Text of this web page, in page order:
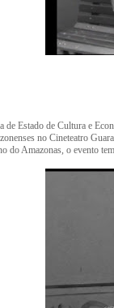
de Estado de Cultura e
no Cineteatro
do Amazonas, o evento